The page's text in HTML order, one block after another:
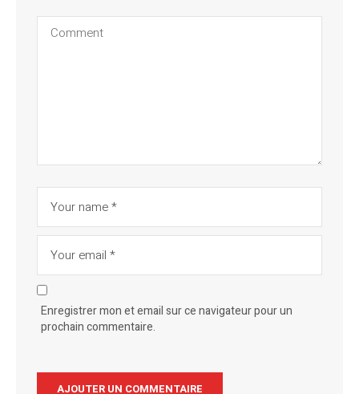
Enregistrer mon et email sur ce navigateur pour un
prochain commentaire.